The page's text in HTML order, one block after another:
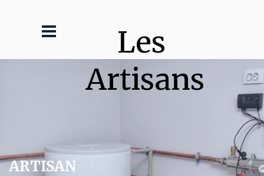
Les
Artisans
ARTISAN